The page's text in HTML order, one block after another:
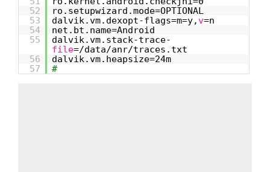
52
ro.setupwizard.mode=OPTIONAL
53
dalvik.vm.dexopt-flags=m=y, v=n
54
net.bt.name=Android
55
dalvik.vm.stack-trace-
file=/data/anr/traces.txt
56
dalvik.vm.heapsize=24m
57
#